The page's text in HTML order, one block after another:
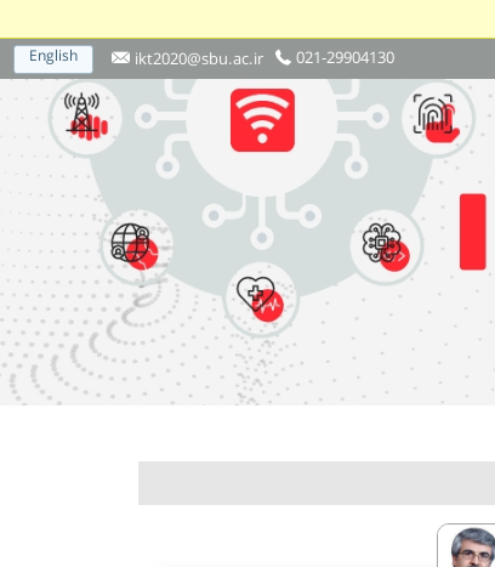
021-29904130
ikt2020@sbu.ac.ir
English